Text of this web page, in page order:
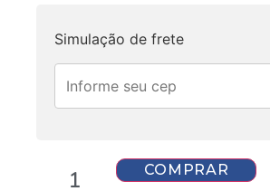
Simulação de frete
COMPRAR